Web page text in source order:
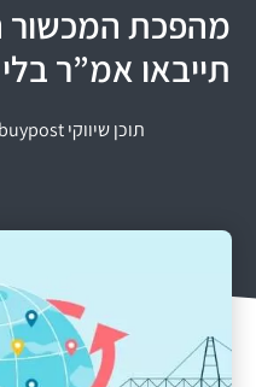
מהפכת המכשור
תייבאו אמ”ר
תוכן שיווקי buypost